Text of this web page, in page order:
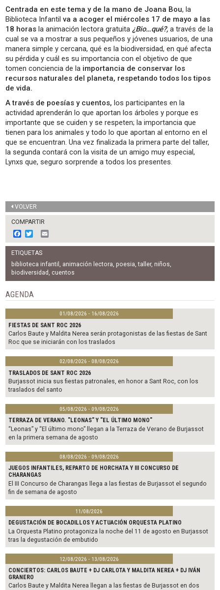
Centrada en este tema y de la mano de Joana Bou, la
Biblioteca Infantilva a acoger el miércoles 17 de mayo a las
18 horas la animación lectora gratuita¿Bio…qué?, a través de la
cual se va a mostrar a sus pequeños y jóvenes usuarios, de una
manera simple y cercana, qué es la biodiversidad, en qué afecta
su pérdida y cuál es su importancia con el objetivo de que
tomen conciencia de la importancia de conservar los
recursos naturales del planeta, respetando todos los tipos
de vida.
A través de poesías y cuentos, los participantes en la
actividad aprenderán lo que aportan los árboles y porque es
importante que se cuiden y se respeten; la importancia que
tienen para los animales y todo lo que aportan al entorno en el
que se encuentran. Una vez finalizada la primera parte del taller,
la segunda contará con la visita de un amigo muy especial,
Lynxs que, seguro sorprende a todos los presentes.
VOLVER
COMPARTIR
F
a
c
e
b
o
o
w
i
t
t
e
r
m
a
l
ETIQUETAS
biblioteca infantil , animación lectora, poesia,taller, niños,
biodiversidad , cuentos
AGENDA
01/08/2026 - 16/08/2026
FIESTAS DE SANT ROC 2026
Carlos Baute y Maldita Nerea serán protagonistas de las fiestas de Sant
Roc que se iniciarán con los traslados
02/08/2026 - 08/08/2026
TRASLADOS DE SANT ROC 2026
Burjassot inicia sus fiestas patronales, en honor a Sant Roc, con los
traslados del santo
05/08/2026 - 09/08/2026
TERRAZA DE VERANO. "LEONAS" Y "EL ÚLTIMO MONO"
“Leonas” y “El último mono” llegan a la Terraza de Verano de Burjassot
en la primera semana de agosto
08/08/2026 - 09/08/2026
JUEGOS INFANTILES, REPARTO DE HORCHATA Y III CONCURSO DE
CHARANGAS
El III Concurso de Charangas llega a las fiestas de Burjassot el segundo
fin de semana de agosto
11/08/2026
DEGUSTACIÓN DE BOCADILLOS Y ACTUACIÓN ORQUESTA PLATINO
La Orquesta Platino protagoniza la noche del 11 de agosto en Burjassot
tras la degustación de embutido
12/08/2026 - 13/08/2026
CONCIERTOS: CARLOS BAUTE + DJ CARLOTA Y MALDITA NEREA + DJ IVÁN
GRANERO
Carlos Baute y Maldita Nerea llegan a las fiestas de Burjassot en dos